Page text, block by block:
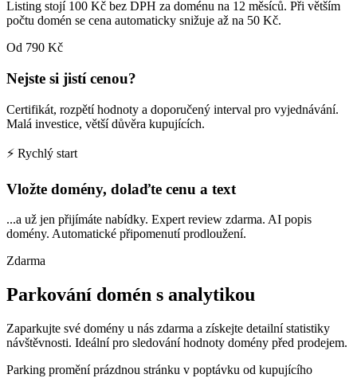
Listing stojí 100 Kč bez DPH za doménu na 12 měsíců. Při větším
počtu domén se cena automaticky snižuje až na 50 Kč.
Od 790 Kč
Nejste si jistí cenou?
Certifikát, rozpětí hodnoty a doporučený interval pro vyjednávání.
Malá investice, větší důvěra kupujících.
⚡ Rychlý start
Vložte domény, dolaďte cenu a text
...a už jen přijímáte nabídky. Expert review zdarma. AI popis
domény. Automatické připomenutí prodloužení.
Zdarma
Parkování domén s analytikou
Zaparkujte své domény u nás zdarma a získejte detailní statistiky
návštěvnosti. Ideální pro sledování hodnoty domény před prodejem.
Parking promění prázdnou stránku v poptávku od kupujícího